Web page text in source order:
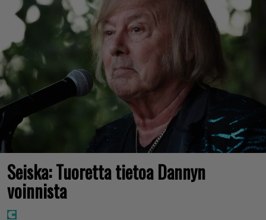
Seiska: Tuoretta tietoa Dannyn
voinnista